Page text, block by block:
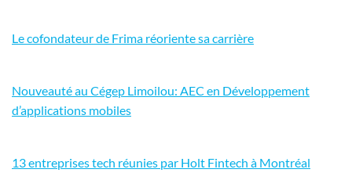
Le cofondateur de Frima réoriente sa carrière
Nouveauté au Cégep Limoilou: AEC en Développement
d’applications mobiles
13 entreprises tech réunies par Holt Fintech à Montréal